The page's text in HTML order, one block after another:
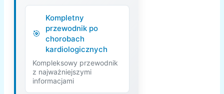
Kompletny
przewodnik po
chorobach
kardiologicznych
Kompleksowy przewodnik
z najważniejszymi
informacjami